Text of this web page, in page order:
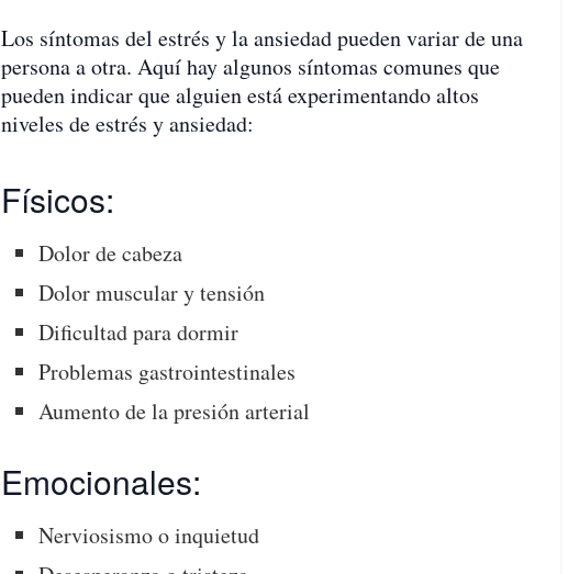
Los síntomas del estrés y la ansiedad pueden variar de una
persona a otra. Aquí hay algunos síntomas comunes que
pueden indicar que alguien está experimentando altos
niveles de estrés y ansiedad:
Físicos:
Dolor de cabeza
Dolor muscular y tensión
Dificultad para dormir
Problemas gastrointestinales
Aumento de la presión arterial
Emocionales:
Nerviosismo o inquietud